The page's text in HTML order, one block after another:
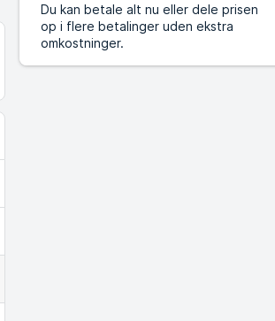
Du kan betale alt nu eller dele prisen
op i flere betalinger uden ekstra
omkostninger.